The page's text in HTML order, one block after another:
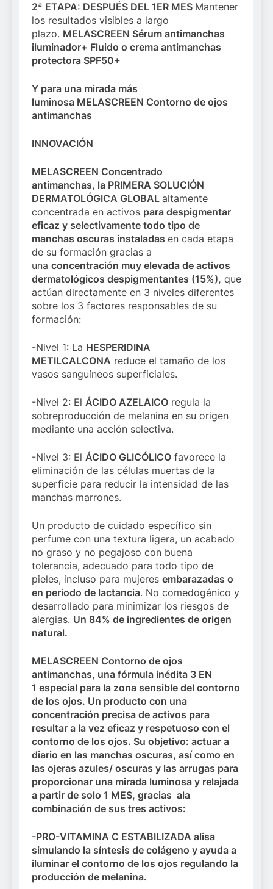
2ª ETAPA: DESPUÉS DEL 1ER MES Mantener
los resultados visibles a largo
plazo. MELASCREEN Sérum antimanchas
iluminador+ Fluido o crema antimanchas
protectora SPF50+
Y para una mirada más
luminosa MELASCREEN Contorno de ojos
antimanchas
INNOVACIÓN
MELASCREEN Concentrado
antimanchas, la PRIMERA SOLUCIÓN
DERMATOLÓGICA GLOBAL altamente
concentrada en activos para despigmentar
eficaz y selectivamente todo tipo de
manchas oscuras instaladas en cada etapa
de su formación gracias a
una concentración muy elevada de activos
dermatológicos despigmentantes (15%), que
actúan directamente en 3 niveles diferentes
sobre los 3 factores responsables de su
formación:
-Nivel 1: La HESPERIDINA
METILCALCONA reduce el tamaño de los
vasos sanguíneos superficiales.
-Nivel 2: El ÁCIDO AZELAICO regula la
sobreproducción de melanina en su origen
mediante una acción selectiva.
-Nivel 3: El ÁCIDO GLICÓLICO favorece la
eliminación de las células muertas de la
superficie para reducir la intensidad de las
manchas marrones.
Un producto de cuidado específico sin
perfume con una textura ligera, un acabado
no graso y no pegajoso con buena
tolerancia, adecuado para todo tipo de
pieles, incluso para mujeres embarazadas o
en periodo de lactancia. No comedogénico y
desarrollado para minimizar los riesgos de
alergias. Un 84% de ingredientes de origen
natural.
MELASCREEN Contorno de ojos
antimanchas, una fórmula inédita 3 EN
1 especial para la zona sensible del contorno
de los ojos. Un producto con una
concentración precisa de activos para
resultar a la vez eficaz y respetuoso con el
contorno de los ojos. Su objetivo: actuar a
diario en las manchas oscuras, así como en
las ojeras azules/ oscuras y las arrugas para
proporcionar una mirada luminosa y relajada
a partir de solo 1 MES, gracias ala
combinación de sus tres activos:
-PRO-VITAMINA C ESTABILIZADA alisa
simulando la síntesis de colágeno y ayuda a
iluminar el contorno de los ojos regulando la
producción de melanina.